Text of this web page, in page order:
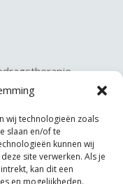
wij technologieën zoals
slaan en/of te
kunnen wij
site verwerken. Als je
kan dit een
en mogelijkheden.